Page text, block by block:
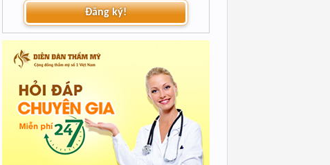
Đăng ký!